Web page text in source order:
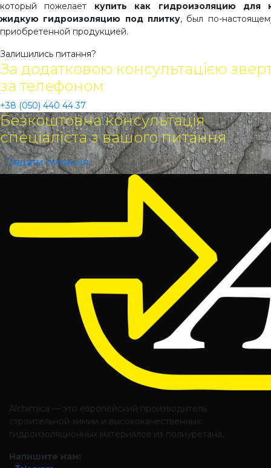
который пожелает купить как гидроизоляцию для
жидкую гидроизоляцию под плитку, был по-
приобретенной продукцией.
Залишились питання?
За додатковою консультацією
за телефоном
+38 (050) 440 44 37
Безкоштовна консультація
спеціаліста з вашого питання
Задати питання
Alchimica — это европейский производитель
строительной химии и высококачественных
гидроизоляционных материалов из полиуретана.
Напишите нам: